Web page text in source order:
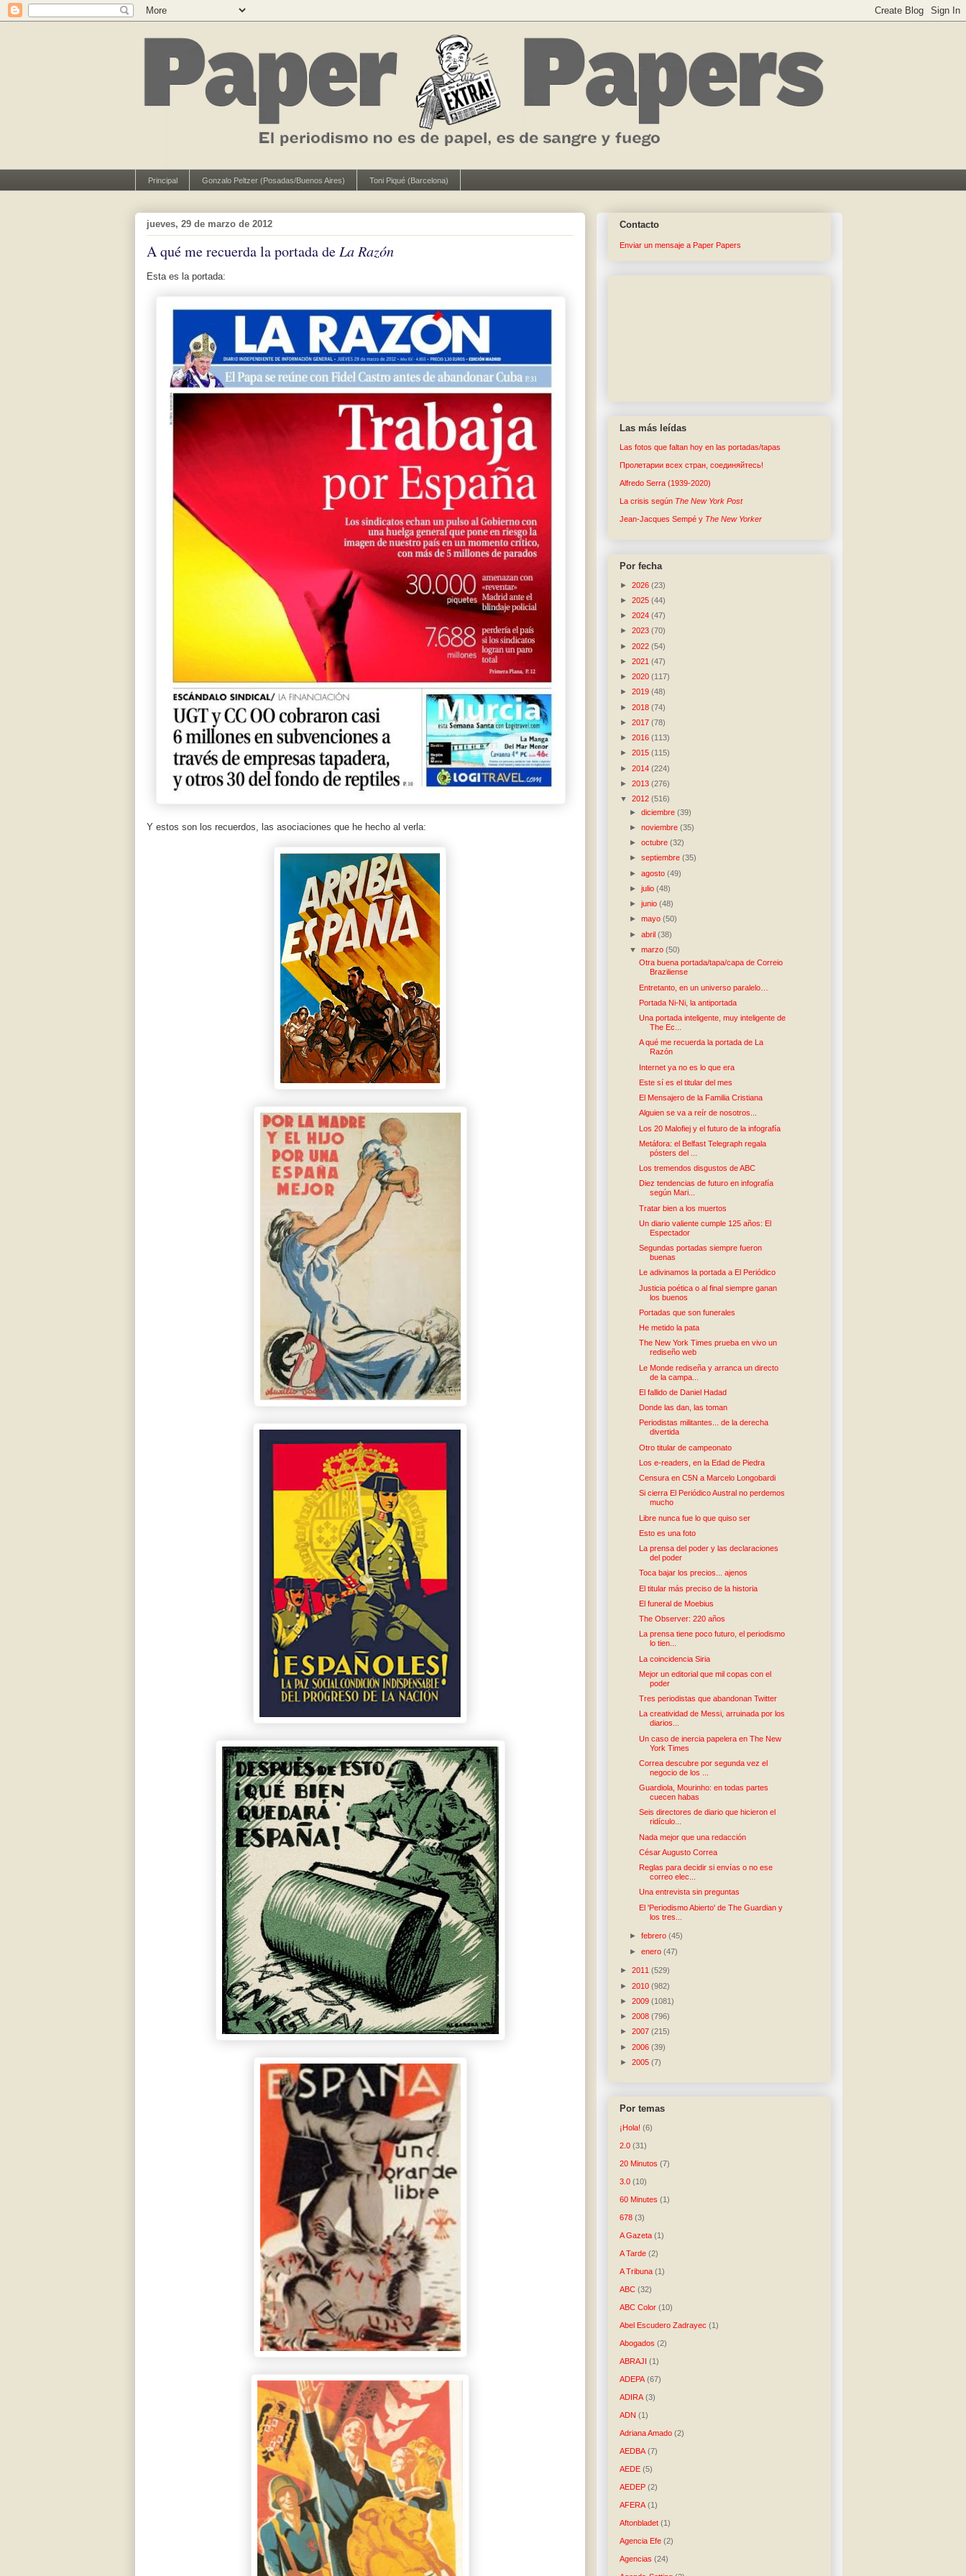
Principal Gonzalo Peltzer (Posadas/Buenos Aires) Toni Piqué (Barcelona)
jueves, 29 de marzo de 2012
A qué me recuerda la portada de La Razón
Esta es la portada:
Y estos son los recuerdos, las asociaciones que he hecho al verla:
Contacto
Enviar un mensaje a Paper Papers
Las más leídas
Las fotos que faltan hoy en las portadas/tapas
Пролетарии всех стран, соединяйтесь!
Alfredo Serra (1939-2020)
La crisis según The New York Post
Jean-Jacques Sempé y The New Yorker
Por fecha
► 2026 (23)
► 2025 (44)
► 2024 (47)
► 2023 (70)
► 2022 (54)
► 2021 (47)
► 2020 (117)
► 2019 (48)
► 2018 (74)
► 2017 (78)
► 2016 (113)
► 2015 (115)
► 2014 (224)
► 2013 (276)
▼ 2012 (516)
►diciembre(39)
►noviembre(35)
►octubre(32)
►septiembre(35)
►agosto(49)
►julio(48)
►junio(48)
►mayo(50)
►abril(38)
▼marzo(50)
Otra buena portada/tapa/capa de Correio
Braziliense
Entretanto, en un universo paralelo…
Portada Ni-Ni, la antiportada
Una portada inteligente, muy inteligente de
The Ec...
A qué me recuerda la portada de La
Razón
Internet ya no es lo que era
Este sí es el titular del mes
El Mensajero de la Familia Cristiana
Alguien se va a reír de nosotros...
Los 20 Malofiej y el futuro de la infografía
Metáfora: el Belfast Telegraph regala
pósters del ...
Los tremendos disgustos de ABC
Diez tendencias de futuro en infografía
según Mari...
Tratar bien a los muertos
Un diario valiente cumple 125 años: El
Espectador
Segundas portadas siempre fueron
buenas
Le adivinamos la portada a El Periódico
Justicia poética o al final siempre ganan
los buenos
Portadas que son funerales
He metido la pata
The New York Times prueba en vivo un
rediseño web
Le Monde rediseña y arranca un directo
de la campa...
El fallido de Daniel Hadad
Donde las dan, las toman
Periodistas militantes... de la derecha
divertida
Otro titular de campeonato
Los e-readers, en la Edad de Piedra
Censura en C5N a Marcelo Longobardi
Si cierra El Periódico Austral no perdemos
mucho
Libre nunca fue lo que quiso ser
Esto es una foto
La prensa del poder y las declaraciones
del poder
Toca bajar los precios... ajenos
El titular más preciso de la historia
El funeral de Moebius
The Observer: 220 años
La prensa tiene poco futuro, el periodismo
lo tien...
La coincidencia Siria
Mejor un editorial que mil copas con el
poder
Tres periodistas que abandonan Twitter
La creatividad de Messi, arruinada por los
diarios...
Un caso de inercia papelera en The New
York Times
Correa descubre por segunda vez el
negocio de los ...
Guardiola, Mourinho: en todas partes
cuecen habas
Seis directores de diario que hicieron el
ridículo...
Nada mejor que una redacción
César Augusto Correa
Reglas para decidir si envías o no ese
correo elec...
Una entrevista sin preguntas
El 'Periodismo Abierto' de The Guardian y
los tres...
►febrero(45)
►enero(47)
► 2011 (529)
► 2010 (982)
► 2009 (1081)
► 2008 (796)
► 2007 (215)
► 2006 (39)
► 2005 (7)
Por temas
¡Hola! (6)
2.0 (31)
20 Minutos (7)
3.0 (10)
60 Minutes (1)
678 (3)
A Gazeta (1)
A Tarde (2)
A Tribuna (1)
ABC (32)
ABC Color (10)
Abel Escudero Zadrayec (1)
Abogados (2)
ABRAJI (1)
ADEPA (67)
ADIRA (3)
ADN (1)
Adriana Amado (2)
AEDBA (7)
AEDE (5)
AEDEP (2)
AFERA (1)
Aftonbladet (1)
Agencia Efe (2)
Agencias (24)